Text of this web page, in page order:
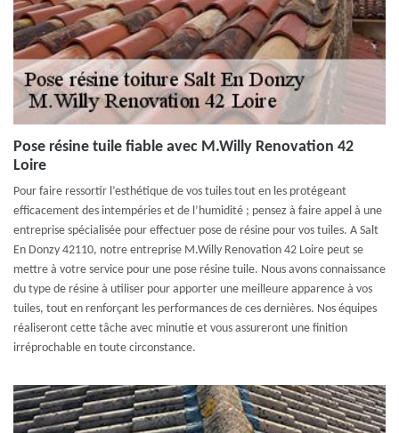
Pose résine tuile fiable avec M.Willy Renovation 42
Loire
Pour faire ressortir l’esthétique de vos tuiles tout en les protégeant
efficacement des intempéries et de l’humidité ; pensez à faire appel à une
entreprise spécialisée pour effectuer pose de résine pour vos tuiles. A Salt
En Donzy 42110, notre entreprise M.Willy Renovation 42 Loire peut se
mettre à votre service pour une pose résine tuile. Nous avons connaissance
du type de résine à utiliser pour apporter une meilleure apparence à vos
tuiles, tout en renforçant les performances de ces dernières. Nos équipes
réaliseront cette tâche avec minutie et vous assureront une finition
irréprochable en toute circonstance.